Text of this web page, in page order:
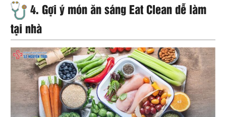
4. Gợi ý món ăn sáng Eat Clean dễ làm
tại nhà